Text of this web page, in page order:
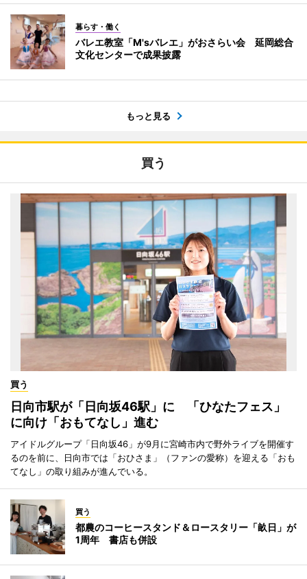
暮らす・働く
バレエ教室「M'sバレエ」がおさらい会 延岡総合
文化センターで成果披露
もっと見る
買う
買う
日向市駅が「日向坂46駅」に 「ひなたフェス」
に向け「おもてなし」進む
アイドルグループ「日向坂46」が9月に宮崎市内で野外ライブを開催す
るのを前に、日向市では「おひさま」（ファンの愛称）を迎える「おも
てなし」の取り組みが進んでいる。
買う
都農のコーヒースタンド＆ロースタリー「畝日」が
1周年 書店も併設